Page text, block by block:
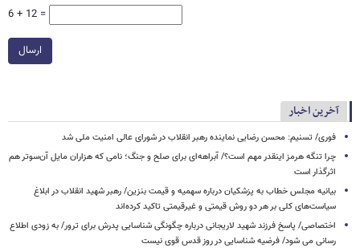
6 + 12 =
ارسال
آخرین اخبار
فوری/ تسنیم: محسن رضایی نماینده رهبر انقلاب در شورای عالی امنیت ملی شد
چرا تنگه هرمز اینقدر مهم است؟/ آبراهه‌ای برای صلح و جنگ؛ نامی که هزاران مایل آن‌سوتر هم
اثرگذار است
بیانیه مجلس خطاب به پزشکیان درباره سهمیه و قیمت بنزین/ رهبر شهید انقلاب در ابلاغ
سیاست‌های کلی بر هر دو روش قیمتی و غیرقیمتی تاکید کرده‌اند
اختصاصی/ پاسخ فرزند شهید لاریجانی درباره چگونگی شناسایی پدرش برای ترور/ به زودی اطلاع
رسانی می شود/ فرضیه شناسایی در روز قدس قوی نیست